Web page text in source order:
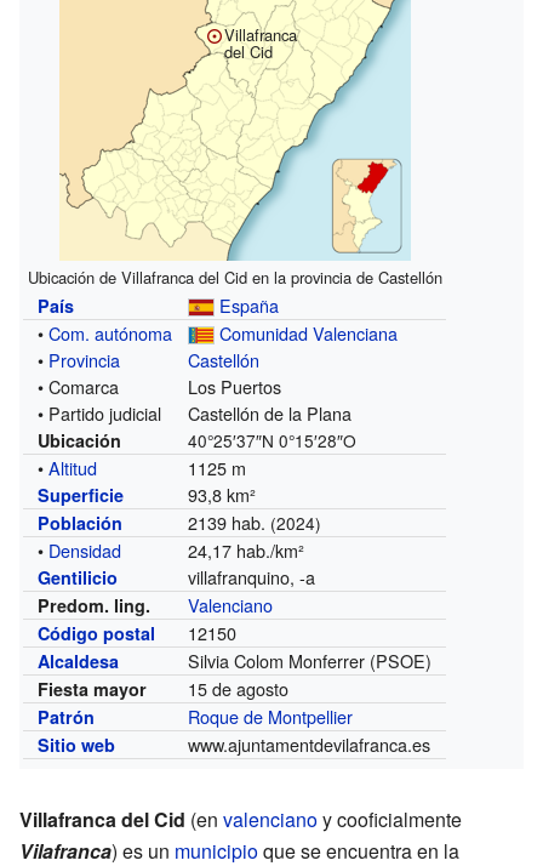
Villafranca
del Cid
Ubicación de Villafranca del Cid en la provincia de Castellón
País
España
•Com. autónoma
Comunidad Valenciana
• Provincia
Castellón
• Comarca
Los Puertos
• Partido judicial
Castellón de la Plana
Ubicación 40°25′37″N 0°15′28″O
•Altitud 1125 m
Superficie 93,8 km²
Población 2139 hab. (2024)
• Densidad 24,17 hab./km²
Gentilicio villafranquino, -a
Predom. ling. Valenciano
Código postal 12150
Alcaldesa Silvia Colom Monferrer (PSOE)
Fiesta mayor 15 de agosto
Patrón Roque de Montpellier
Sitio web www.ajuntamentdevilafranca.es
Villafranca del Cid (en valencianoy cooficialmente
Vilafranca) es un municipioque se encuentra en la